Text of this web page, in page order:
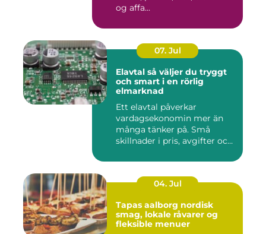
og affa...
07. Jul
Elavtal så väljer du tryggt
och smart i en rörlig
elmarknad
Ett elavtal påverkar
vardagsekonomin mer än
många tänker på. Små
skillnader i pris, avgifter och
04. Jul
Tapas aalborg nordisk
smag, lokale råvarer og
fleksible menuer